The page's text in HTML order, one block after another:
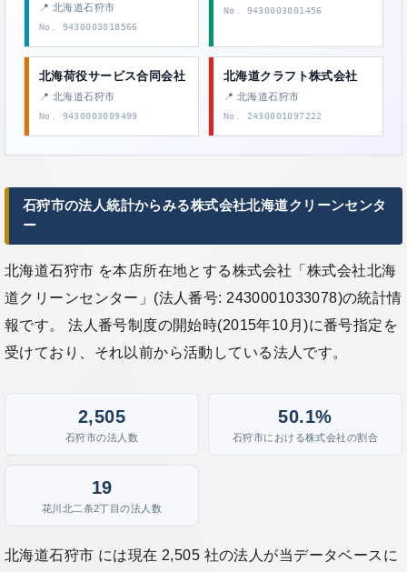
📍 北海道石狩市
No. 9430003018566
No. 9430003001456
北海荷役サービス合同会社
📍 北海道石狩市
No. 9430003009499
北海道クラフト株式会社
📍 北海道石狩市
No. 2430001097222
石狩市の法人統計からみる株式会社北海道クリーンセンタ
ー
北海道石狩市 を本店所在地とする株式会社「株式会社北海
道クリーンセンター」(法人番号: 2430001033078)の統計情
報です。 法人番号制度の開始時(2015年10月)に番号指定を
受けており、それ以前から活動している法人です。
2,505
石狩市の法人数
50.1%
石狩市における株式会社の割合
19
花川北二条2丁目の法人数
北海道石狩市 には現在 2,505 社の法人が当データベースに